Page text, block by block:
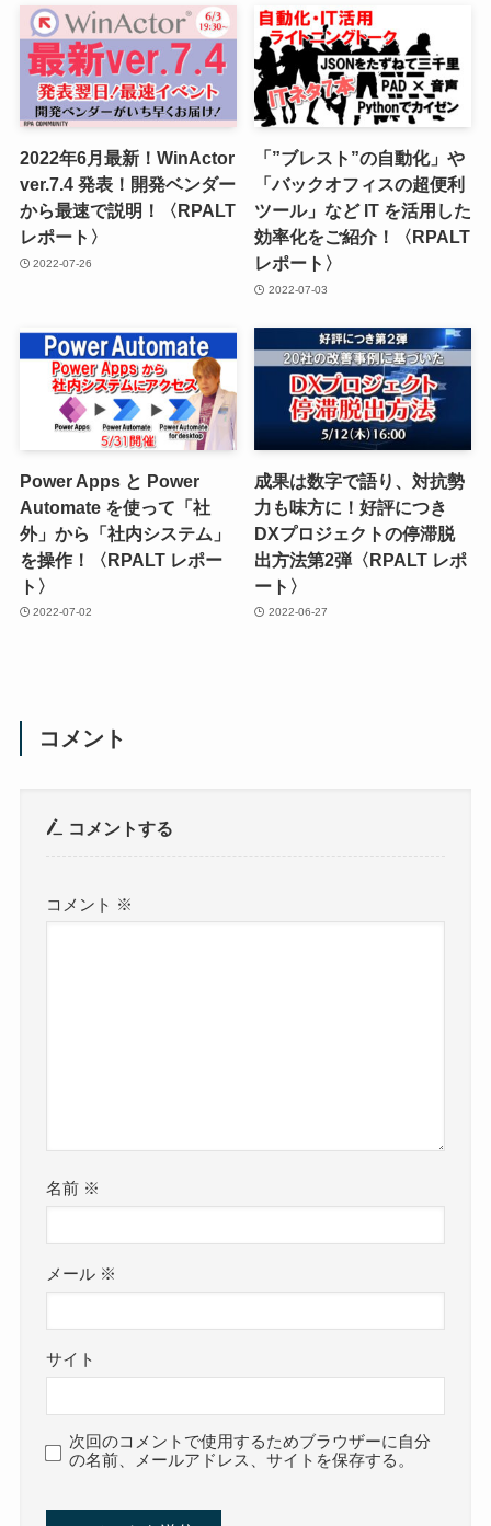
2022年6月最新！WinActor
ver.7.4 発表！開発ベンダー
から最速で説明！〈RPALT
レポート〉
2022-07-26
「”ブレスト”の自動化」や
「バックオフィスの超便利
ツール」など IT を活用した
効率化をご紹介！〈RPALT
レポート〉
2022-07-03
Power Apps と Power
Automate を使って「社
外」から「社内システム」
を操作！〈RPALT レポー
ト〉
2022-07-02
成果は数字で語り、対抗勢
力も味方に！好評につき
DXプロジェクトの停滞脱
出方法第2弾〈RPALT レポ
ート〉
2022-06-27
コメント
コメントする
コメント ※
名前 ※
メール ※
サイト
次回のコメントで使用するためブラウザーに自分
の名前、メールアドレス、サイトを保存する。